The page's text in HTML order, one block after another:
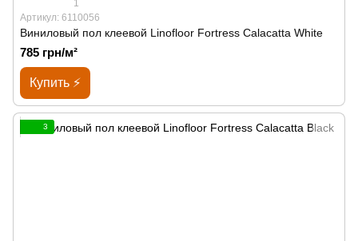
1
Артикул: 6110056
Виниловый пол клеевой Linofloor Fortress Calacatta White
785 грн/м²
Купить ⚡
3